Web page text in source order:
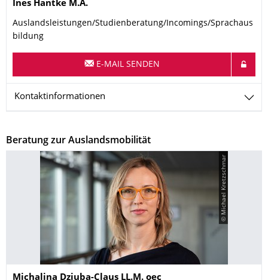
Name
Ines Hantke M.A.
Auslandsleistungen/Studienberatung/Incomings/Sprachaus
bildung
E-MAIL SENDEN
Kontaktinformationen
Beratung zur Auslandsmobilität
© Michael Kretzschmar
Name
Michalina Dziuba-Claus LL.M. oec